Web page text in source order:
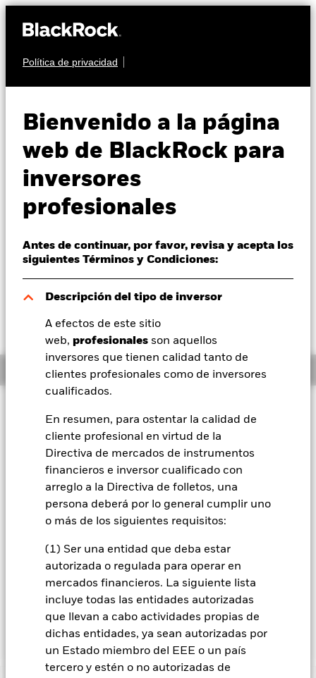
Política de privacidad
Bienvenido a la página
web de BlackRock para
inversores
profesionales
Antes de continuar, por favor, revisa y acepta los
siguientes Términos y Condiciones:
Descripción del tipo de inversor
A efectos de este sitio
web, profesionales son aquellos
inversores que tienen calidad tanto de
clientes profesionales como de inversores
cualificados.
En resumen, para ostentar la calidad de
cliente profesional en virtud de la
Directiva de mercados de instrumentos
financieros e inversor cualificado con
arreglo a la Directiva de folletos, una
persona deberá por lo general cumplir uno
o más de los siguientes requisitos:
(1) Ser una entidad que deba estar
autorizada o regulada para operar en
mercados financieros. La siguiente lista
incluye todas las entidades autorizadas
que llevan a cabo actividades propias de
dichas entidades, ya sean autorizadas por
un Estado miembro del EEE o un país
tercero y estén o no autorizadas de
Perspectivas
Visión de mercado
Educación
Profesionales
España
Change location
BlackRock
iShares
Nuestra compañía
Bond Fund
Valor liquidativo a 07 ago 2026
AUD 8,99
AUD 0,01 (0,11%)
Información general
El Fondo tiene por objetivo maximizar la rentabilidad de su
inversión a través de una combinación de crecimiento del
capital y rendimientos de los activos del Fondo. El Subfondo
invierte al menos el 70% de sus activos totales en valores de
renta fija que tengan una calificación de solvencia
relativamente baja o que carecen de calificación, emitidos
por gobiernos y agencias de países, o por sociedades
domiciliadas o que ejerzan una parte preponderante de su
podrá invertir en una gama completa de valores de renta fija,
que podrían incluir inversiones con una calificación de
solvencia relativamente baja, o carecer de calificación. Entre
estos están los bonos y los instrumentos del mercado
monetario (es decir, títulos de deuda con vencimientos a
corto plazo).